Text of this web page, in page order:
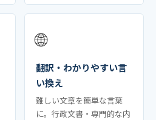
🌐
翻訳・わかりやすい言
い換え
難しい文章を簡単な言葉
に。行政文書・専門的な内